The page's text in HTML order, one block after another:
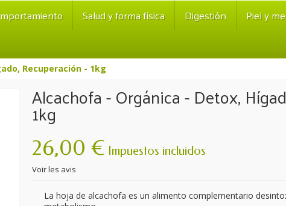
Salud y forma física Digestión
Piel y
Recuperación - 1kg
Alcachofa - Orgánica - Detox,
1kg
26,00 € Impuestos incluidos
Voir les avis
La hoja de alcachofa es un alimento complementario